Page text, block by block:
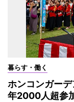
暮らす・働く
ホンコンガー
年2000人超参